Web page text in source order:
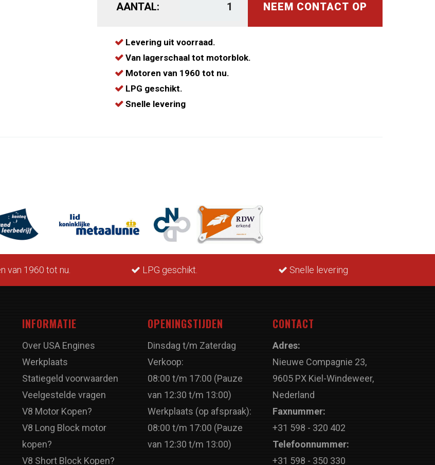
AANTAL: NEEM CONTACT OP
Levering uit voorraad.
Van lagerschaal tot motorblok.
Motoren van 1960 tot nu.
LPG geschikt.
Snelle levering
van 1960 tot nu. LPG geschikt. Snelle levering
INFORMATIE
Over USA Engines
Werkplaats
Statiegeld voorwaarden
Veelgestelde vragen
V8 Motor Kopen?
V8 Long Block motor
kopen?
V8 Short Block Kopen?
OPENINGSTIJDEN
Dinsdag t/m Zaterdag
Verkoop:
08:00 t/m 17:00 (Pauze
van 12:30 t/m 13:00)
Werkplaats (op afspraak):
08:00 t/m 17:00 (Pauze
van 12:30 t/m 13:00)
CONTACT
Adres:
Nieuwe Compagnie 23,
9605 PX Kiel-Windeweer,
Nederland
Faxnummer:
+31 598 - 320 402
Telefoonnummer:
+31 598 - 350 330